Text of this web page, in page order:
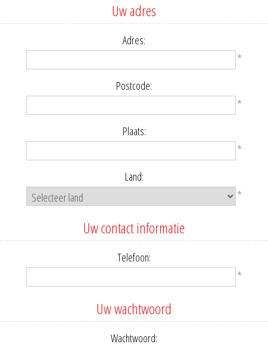
Uw adres
Adres:
*
Postcode:
*
Plaats:
*
Land:
*
Uw contact informatie
Telefoon:
*
Uw wachtwoord
Wachtwoord: